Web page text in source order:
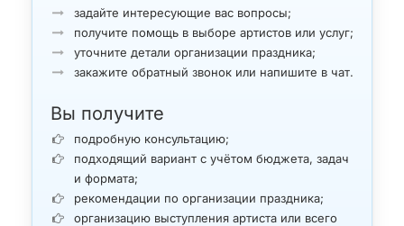
задайте интересующие вас вопросы;
получите помощь в выборе артистов или услуг;
уточните детали организации праздника;
закажите обратный звонок или напишите в чат.
Вы получите
подробную консультацию;
подходящий вариант с учётом бюджета, задач
и формата;
рекомендации по организации праздника;
организацию выступления артиста или всего